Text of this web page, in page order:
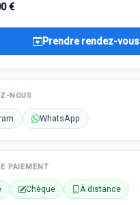
€
Prendre rendez-vous
NOUS
WhatsApp
PAIEMENT
Chèque À distance